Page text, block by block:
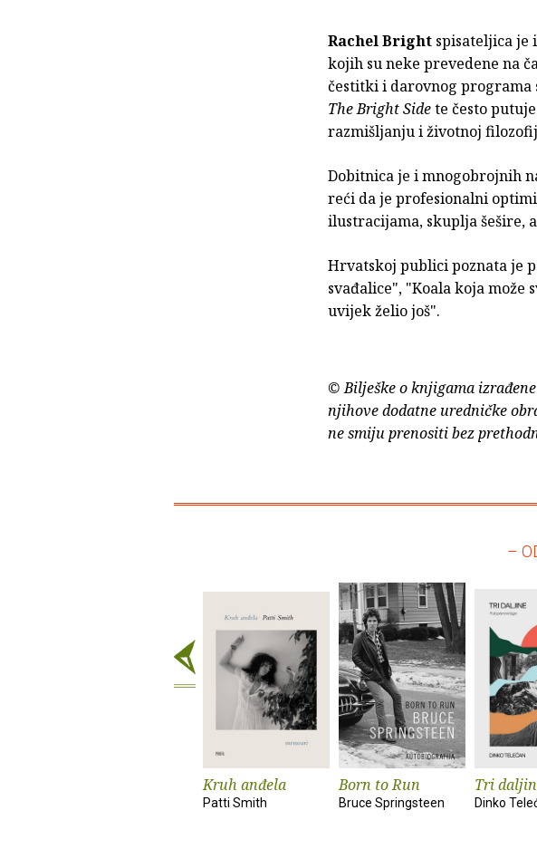
Rachel Bright spisateljica je
kojih su neke prevedene na
čestitki i darovnog
The Bright Sidete često
razmišljanju i životnoj
Dobitnica je i mnogobrojnih
reći da je profesionalni
ilustracijama, skuplja šešire,
Hrvatskoj publici poznata je
svađalice", "Koala koja može
uvijek želio još".
© Bilješke o knjigama
njihove dodatne uredničke
ne smiju prenositi bez
–
Kruh anđela
Patti Smith
Born to Run
Bruce Springsteen
Tri
Dinko